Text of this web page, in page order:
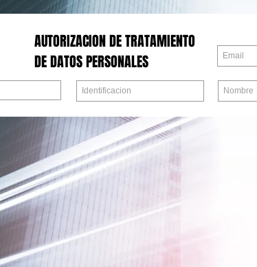
AUTORIZACION DE TRATAMIENTO
DE DATOS PERSONALES